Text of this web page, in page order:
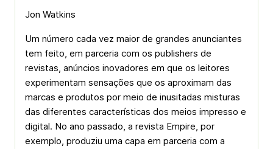
Jon Watkins
Um número cada vez maior de grandes anunciantes
tem feito, em parceria com os publishers de
revistas, anúncios inovadores em que os leitores
experimentam sensações que os aproximam das
marcas e produtos por meio de inusitadas misturas
das diferentes características dos meios impresso e
digital. No ano passado, a revista Empire, por
exemplo, produziu uma capa em parceria com a